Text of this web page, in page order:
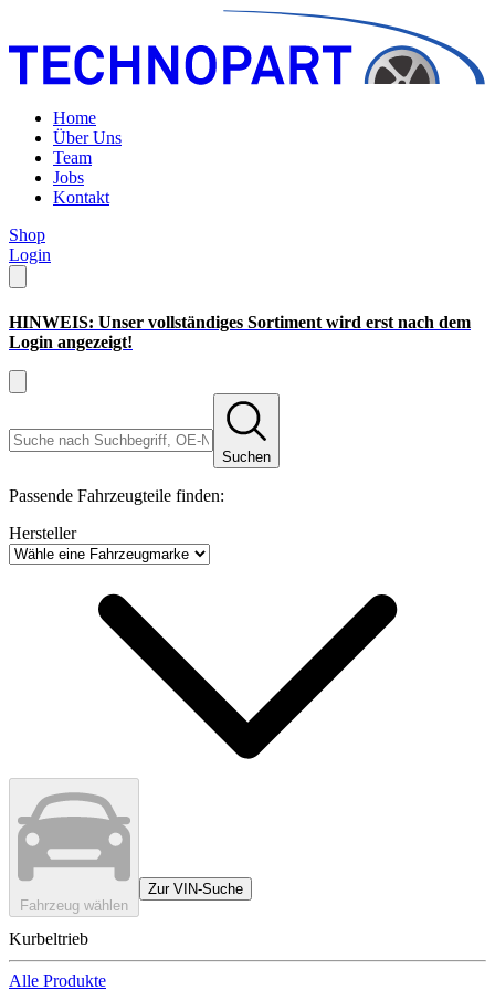
Home
Über Uns
Team
Jobs
Kontakt
Shop
Login
HINWEIS: Unser vollständiges Sortiment wird erst nach dem
Login angezeigt!
Suchen
Passende Fahrzeugteile finden:
Hersteller
Fahrzeug wählen
Zur VIN-Suche
Kurbeltrieb
Alle Produkte